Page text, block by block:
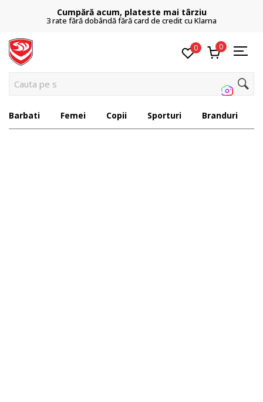
Cumpără acum, plateste mai târziu
3 rate fără dobândă fără card de credit cu Klarna
0 0
Cauta pe site...
Sport Vision
Barbati Femei Copii Sporturi Branduri